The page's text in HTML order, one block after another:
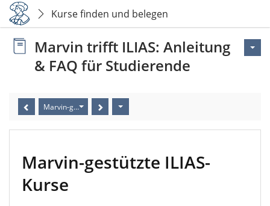
Kurse finden und belegen
Marvin trifft ILIAS: Anleitung
& FAQ für Studierende
Marvin-gestützte ILIAS-Kurse
Marvin-gestützte ILIAS-
Kurse